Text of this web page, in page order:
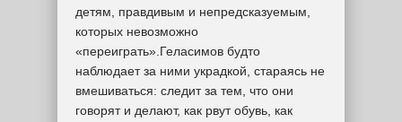
детям, правдивым и непредсказуемым,
которых невозможно
«переиграть».Геласимов будто
наблюдает за ними украдкой, стараясь не
вмешиваться: следит за тем, что они
говорят и делают, как рвут обувь, как